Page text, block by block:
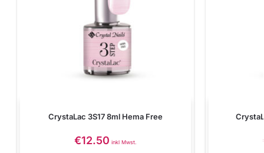
CrystaLac 3S17 8ml Hema Free
€12.50 inkl Mwst.